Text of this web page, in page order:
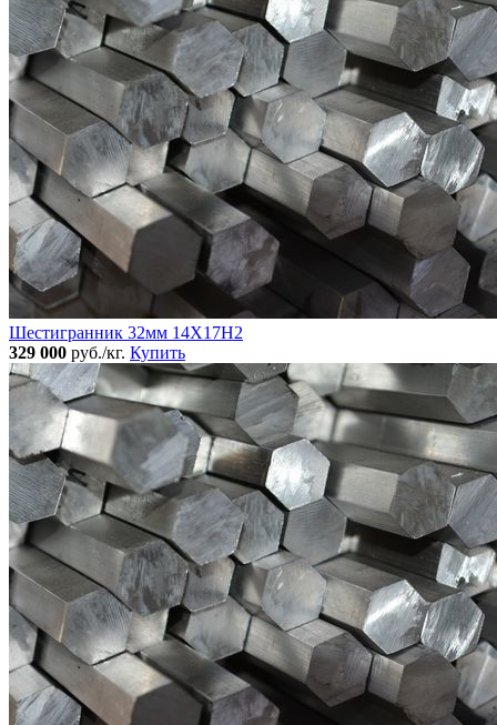
Шестигранник 32мм 14Х17Н2
329 000 руб./кг. Купить